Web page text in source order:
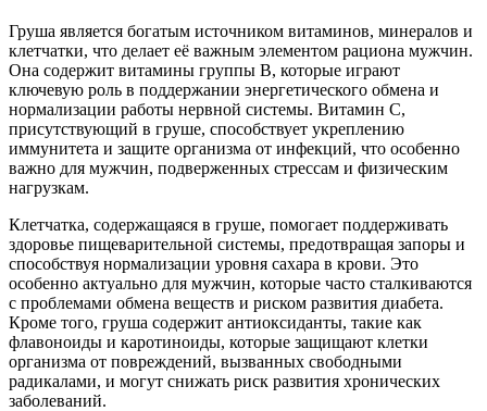
Груша является богатым источником витаминов, минералов и
клетчатки, что делает её важным элементом рациона мужчин.
Она содержит витамины группы B, которые играют
ключевую роль в поддержании энергетического обмена и
нормализации работы нервной системы. Витамин C,
присутствующий в груше, способствует укреплению
иммунитета и защите организма от инфекций, что особенно
важно для мужчин, подверженных стрессам и физическим
нагрузкам.
Клетчатка, содержащаяся в груше, помогает поддерживать
здоровье пищеварительной системы, предотвращая запоры и
способствуя нормализации уровня сахара в крови. Это
особенно актуально для мужчин, которые часто сталкиваются
с проблемами обмена веществ и риском развития диабета.
Кроме того, груша содержит антиоксиданты, такие как
флавоноиды и каротиноиды, которые защищают клетки
организма от повреждений, вызванных свободными
радикалами, и могут снижать риск развития хронических
заболеваний.